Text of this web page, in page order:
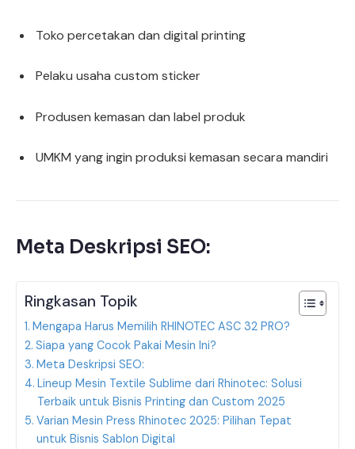
Toko percetakan dan digital printing
Pelaku usaha custom sticker
Produsen kemasan dan label produk
UMKM yang ingin produksi kemasan secara mandiri
Meta Deskripsi SEO:
Ringkasan Topik
Mengapa Harus Memilih RHINOTEC ASC 32 PRO?
Siapa yang Cocok Pakai Mesin Ini?
Meta Deskripsi SEO:
Lineup Mesin Textile Sublime dari Rhinotec: Solusi
Terbaik untuk Bisnis Printing dan Custom 2025
Varian Mesin Press Rhinotec 2025: Pilihan Tepat
untuk Bisnis Sablon Digital